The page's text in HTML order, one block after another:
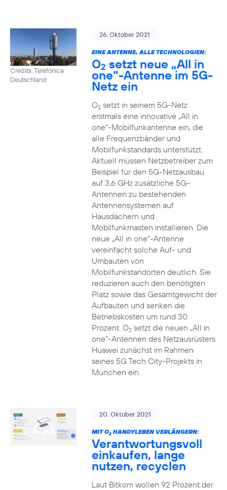
Credits: Telefónica
Deutschland
26. Oktober 2021
EINE ANTENNE, ALLE TECHNOLOGIEN:
O2 setzt neue „All in
one“-Antenne im 5G-
Netz ein
O2setzt in seinem 5G-Netz
erstmals eine innovative „All in
one“-Mobilfunkantenne ein, die
alle Frequenzbänder und
Mobilfunkstandards unterstützt.
Aktuell müssen Netzbetreiber zum
Beispiel für den 5G-Netzausbau
auf 3,6 GHz zusätzliche 5G-
Antennen zu bestehenden
Antennensystemen auf
Hausdächern und
Mobilfunkmasten installieren. Die
neue „All in one“-Antenne
vereinfacht solche Auf- und
Umbauten von
Mobilfunkstandorten deutlich. Sie
reduzieren auch den benötigten
Platz sowie das Gesamtgewicht der
Aufbauten und senken die
Betriebskosten um rund 30
Prozent. O2setzt die neuen „All in
one“-Antennen des Netzausrüsters
Huawei zunächst im Rahmen
seines 5G Tech City-Projekts in
München ein.
20. Oktober 2021
MIT O2HANDYLEBEN VERLÄNGERN:
Verantwortungsvoll
einkaufen, lange
nutzen, recyclen
Laut Bitkom wollen 92 Prozent der